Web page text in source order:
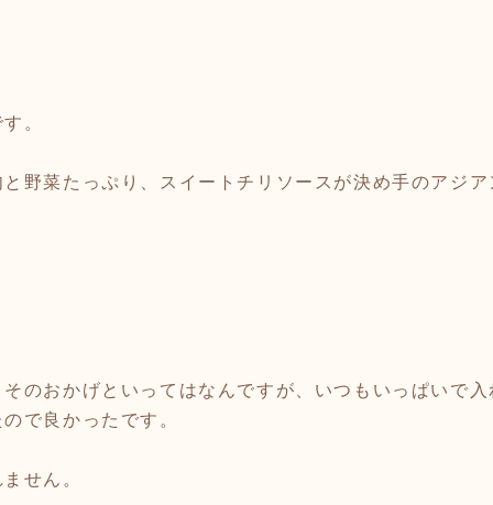
。
野菜たっぷり、スイートチリソースが決め手のアジア
のおかげといってはなんですが、いつもいっぱいで
で良かったです。
せん。